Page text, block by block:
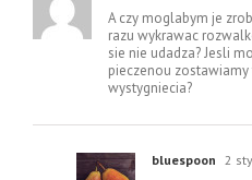
A czy moglabym je
razu wykrawac
sie nie udadza? Jesli
pieczenou
wystygniecia?
bluespoon 2